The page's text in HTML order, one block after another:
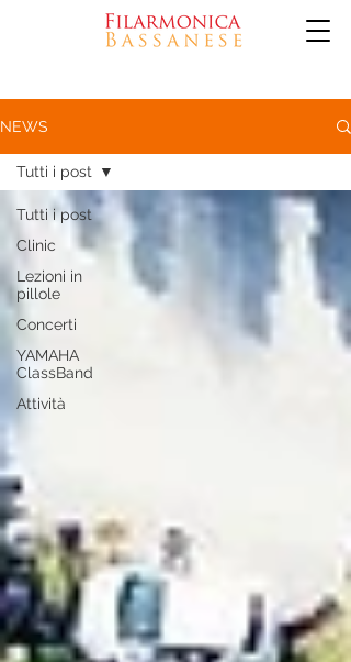
NEWS
Tutti i post
Clinic
Lezioni in
pillole
Concerti
YAMAHA
ClassBand
Attività
Tutti i post